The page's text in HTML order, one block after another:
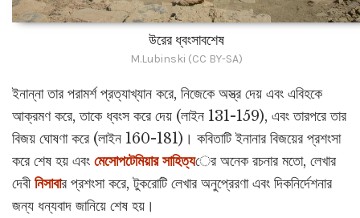
উরের ধ্বংসাবশেষ
M.Lubinski (CC BY-SA)
ইনান্না তার পরামর্শ প্রত্যাখ্যান করে, নিজেকে অস্ত্র দেয় এবং এবিহকে
আক্রমণ করে, তাকে ধ্বংস করে দেয় (লাইন 131-159), এবং তারপরে তার
বিজয় ঘোষণা করে (লাইন 160-181)। কবিতাটি ইনানার বিজয়ের প্রশংসা
করে শেষ হয় এবং মেসোপটেমিয়ার সাহিত্যের অনেক রচনার মতো, লেখার
দেবীনিসাবার প্রশংসা করে, টুকরোটি লেখার অনুপ্রেরণা এবং দিকনির্দেশনার
জন্য ধন্যবাদ জানিয়ে শেষ হয়।